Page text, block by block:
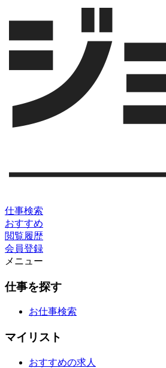
仕事検索
おすすめ
閲覧履歴
会員登録
メニュー
仕事を探す
お仕事検索
マイリスト
おすすめの求人